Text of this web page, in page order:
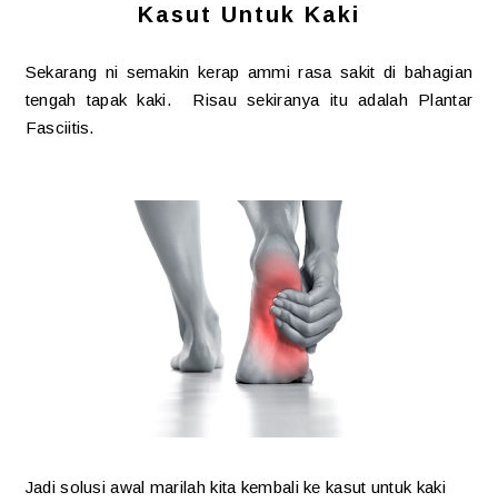
Kasut Untuk Kaki
Sekarang ni semakin kerap ammi rasa sakit di bahagian
tengah tapak kaki. Risau sekiranya itu adalah Plantar
Fasciitis.
Jadi solusi awal marilah kita kembali ke kasut untuk kaki